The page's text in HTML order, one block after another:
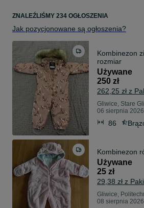
ZNALEŹLIŚMY 234 OGŁOSZENIA
Jak pozycjonowane są ogłoszenia?
Kombinezon
rozmiar
Używane
250 zł
262,25 zł z
Gliwice, Stare
06 sierpnia 2026
86
Kombinezon
Używane
25 zł
29,38 zł z
Gliwice,
08 sierpnia 2026